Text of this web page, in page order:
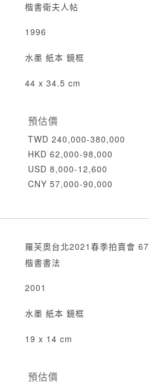
楷書衛夫人帖
1996
水墨 紙本 鏡框
44 x 34.5 cm
預估價
TWD 240,000-380,000
HKD 62,000-98,000
USD 8,000-12,600
CNY 57,000-90,000
羅芙奧台北2021春季拍賣會
楷書書法
2001
水墨 紙本 鏡框
19 x 14 cm
預估價